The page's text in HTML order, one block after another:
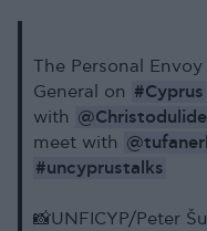
The Personal
General on #Cyprus
with
meet with
#uncyprustalks
📸UNFICYP/Peter